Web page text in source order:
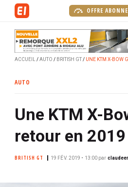
r
OFFRE
ACCUEIL AUTO BRITISH GT UNE KTM X-BOW
AUTO
Une KTM X-
retour en 2019
BRITISH GT 19 FÉV. 2019 • 13:00 par